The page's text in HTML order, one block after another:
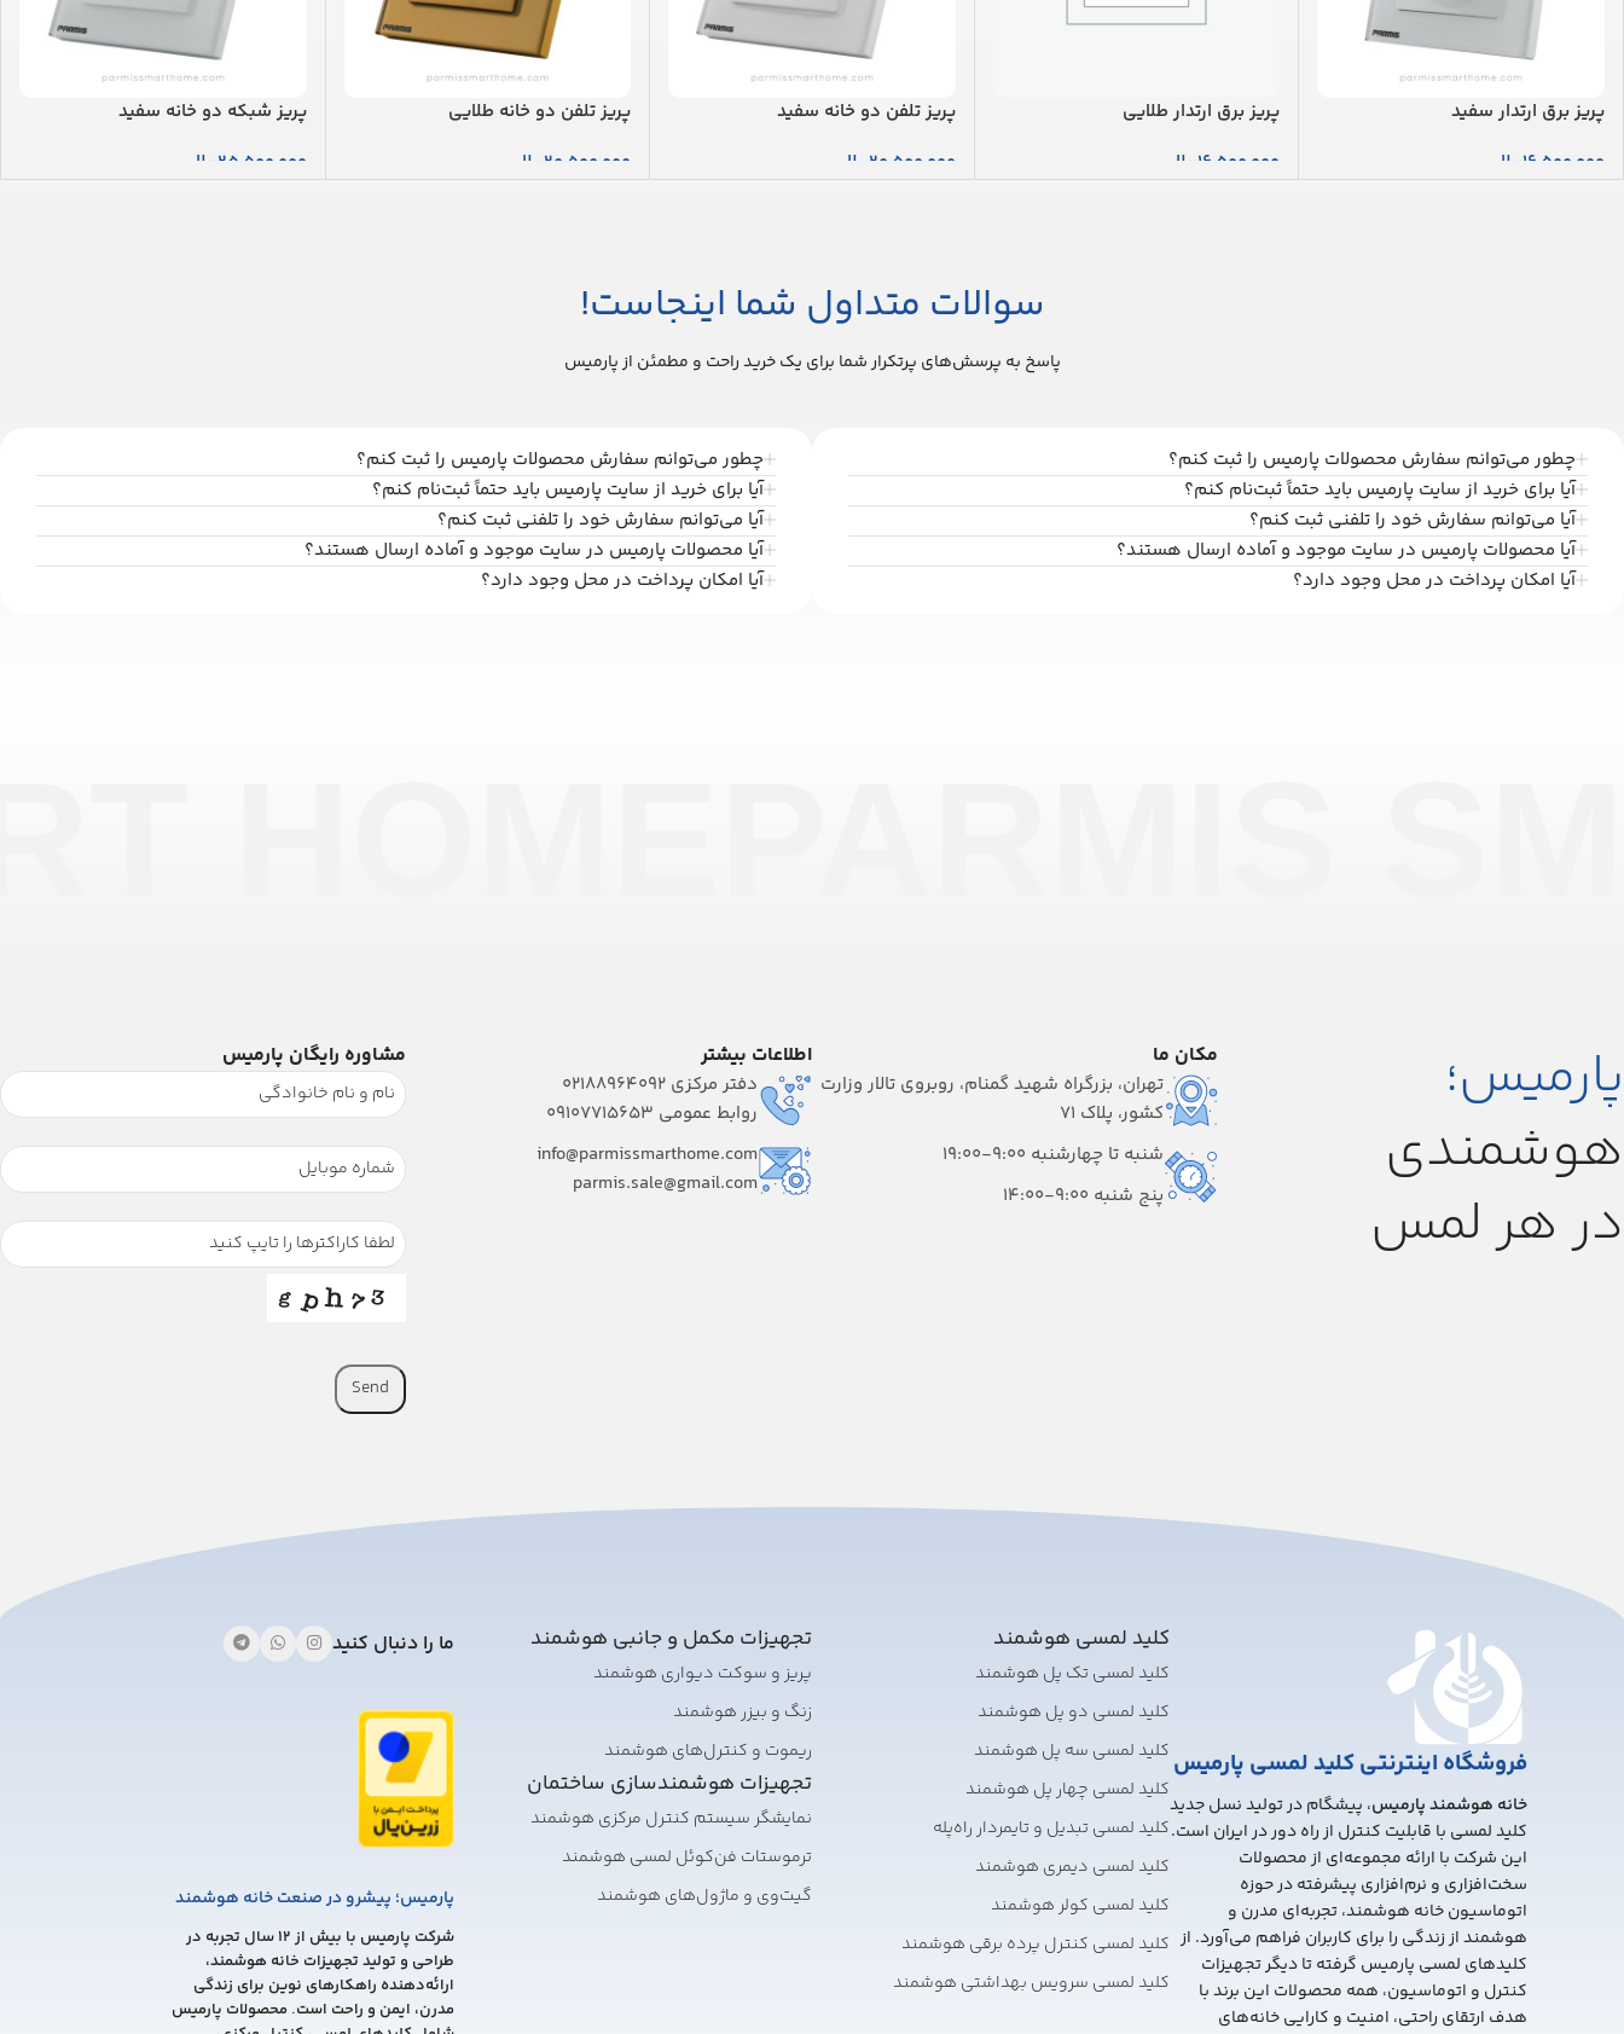
پریز برق ارتدار سفید
16,500,000 ریال
پریز برق ارتدار طلایی
16,500,000 ریال
پریز تلفن دو خانه سفید
20,500,000 ریال
پریز تلفن دو خانه طلایی
20,500,000 ریال
پریز شبکه دو خانه سفید
25,500,000 ریال
سوالات متداول شما اینجاست!
پاسخ به پرسش‌های پرتکرار شما برای یک خرید راحت و مطمئن از پارمیس
چطور می‌توانم سفارش محصولات پارمیس را ثبت کنم؟
آیا برای خرید از سایت پارمیس باید حتماً ثبت‌نام کنم؟
آیا می‌توانم سفارش خود را تلفنی ثبت کنم؟
آیا محصولات پارمیس در سایت موجود و آماده ارسال هستند؟
آیا امکان پرداخت در محل وجود دارد؟
چطور می‌توانم سفارش محصولات پارمیس را ثبت کنم؟
آیا برای خرید از سایت پارمیس باید حتماً ثبت‌نام کنم؟
آیا می‌توانم سفارش خود را تلفنی ثبت کنم؟
آیا محصولات پارمیس در سایت موجود و آماده ارسال هستند؟
آیا امکان پرداخت در محل وجود دارد؟
پارمیس؛
هوشمندی
در هر لمس
مکان ما
تهران، بزرگراه شهید گمنام، روبروی تالار وزارت
کشور، پلاک ۷۱
شنبه تا چهارشنبه 9:00-19:00
پنج شنبه 9:00-14:00
اطلاعات بیشتر
دفتر مرکزی 02188964092
روابط عمومی 09107715653
info@parmissmarthome.com
parmis.sale@gmail.com
مشاوره رایگان پارمیس
Send
be
فروشگاه اینترنتی کلید لمسی پارمیس
خانه هوشمند پارمیس، پیشگام در تولید نسل جدید
کلید لمسی با قابلیت کنترل از راه دور در ایران است.
این شرکت با ارائه مجموعه‌ای از محصولات
سخت‌افزاری و نرم‌افزاری پیشرفته در حوزه
اتوماسیون خانه هوشمند، تجربه‌ای مدرن و
هوشمند از زندگی را برای کاربران فراهم می‌آورد. از
کلیدهای لمسی پارمیس گرفته تا دیگر تجهیزات
کنترل و اتوماسیون، همه محصولات این برند با
هدف ارتقای راحتی، امنیت و کارایی خانه‌های
کلید لمسی هوشمند
کلید لمسی تک پل هوشمند
کلید لمسی دو پل هوشمند
کلید لمسی سه پل هوشمند
کلید لمسی چهار پل هوشمند
کلید لمسی تبدیل و تایمر‌دار راه‌پله
کلید لمسی دیمری هوشمند
کلید لمسی کولر هوشمند
کلید لمسی کنترل پرده برقی هوشمند
کلید لمسی سرویس بهداشتی هوشمند
تجهیزات مکمل و جانبی هوشمند
پریز و سوکت دیواری هوشمند
زنگ و بیزر هوشمند
ریموت و کنترل‌های هوشمند
تجهیزات هوشمندسازی ساختمان
نمایشگر سیستم کنترل مرکزی هوشمند
ترموستات فن‌کوئل لمسی هوشمند
گیت‌وی و ماژول‌های هوشمند
ما را دنبال کنید
پارمیس؛ پیشرو در صنعت خانه هوشمند
شرکت پارمیس با بیش از 12 سال تجربه در
طراحی و تولید تجهیزات خانه هوشمند،
ارائه‌دهنده راهکارهای نوین برای زندگی
مدرن، ایمن و راحت است. محصولات پارمیس